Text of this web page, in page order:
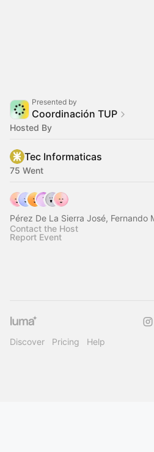
Presented by
Coordinación TUP
Hosted By
Tec Informaticas
75 Went
Pérez De La Sierra José, Fernando
Contact the Host
Report Event
Discover Pricing Help